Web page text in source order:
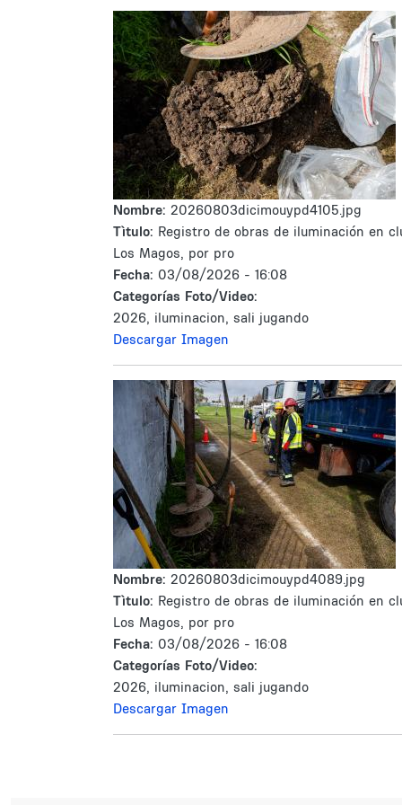
Nombre: 20260803dicimouypd4105.jpg
Tìtulo: Registro de obras de iluminación en
Los Magos, por pro
Fecha: 03/08/2026 - 16:08
Categorías Foto/Video:
2026, iluminacion, sali jugando
Descargar Imagen
Nombre: 20260803dicimouypd4089.jpg
Tìtulo: Registro de obras de iluminación en
Los Magos, por pro
Fecha: 03/08/2026 - 16:08
Categorías Foto/Video:
2026, iluminacion, sali jugando
Descargar Imagen